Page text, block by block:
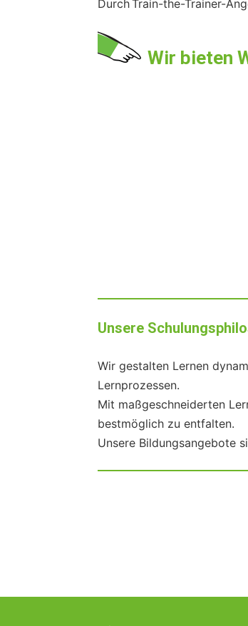
Durch Train-the-Trainer-
Wir bieten
Unsere
Wir gestalten Lernen
Lernprozessen.
Mit maßgeschneiderten
bestmöglich zu entfalten.
Unsere Bildungsangebote